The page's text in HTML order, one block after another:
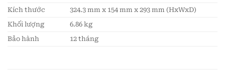
Kích thước
324.3 mm x 154 mm x 293 mm (HxWxD)
Khối lượng
6.86 kg
Bảo hành
12 tháng